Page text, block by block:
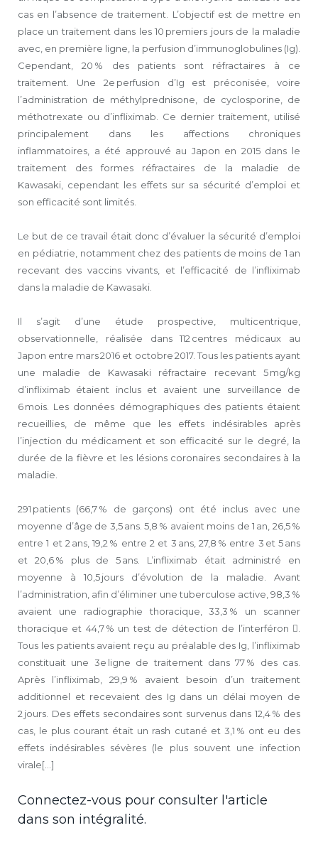
cas en l’absence de traitement. L’objectif est de mettre en
place un traitement dans les 10 premiers jours de la maladie
avec, en première ligne, la perfusion d’immunoglobulines (Ig).
Cependant, 20 % des patients sont réfractaires à ce
traitement. Une 2e perfusion d’Ig est préconisée, voire
l’administration de méthylprednisone, de cyclosporine, de
méthotrexate ou d’infliximab. Ce dernier traitement, utilisé
principalement dans les affections chroniques
inflammatoires, a été approuvé au Japon en 2015 dans le
traitement des formes réfractaires de la maladie de
Kawasaki, cependant les effets sur sa sécurité d’emploi et
son efficacité sont limités.
Le but de ce travail était donc d’évaluer la sécurité d’emploi
en pédiatrie, notamment chez des patients de moins de 1 an
recevant des vaccins vivants, et l’efficacité de l’infliximab
dans la maladie de Kawasaki.
Il s’agit d’une étude prospective, multicentrique,
observationnelle, réalisée dans 112 centres médicaux au
Japon entre mars 2016 et octobre 2017. Tous les patients ayant
une maladie de Kawasaki réfractaire recevant 5 mg/kg
d’infliximab étaient inclus et avaient une surveillance de
6 mois. Les données démographiques des patients étaient
recueillies, de même que les effets indésirables après
l’injection du médicament et son efficacité sur le degré, la
durée de la fièvre et les lésions coronaires secondaires à la
maladie.
291 patients (66,7 % de garçons) ont été inclus avec une
moyenne d’âge de 3,5 ans. 5,8 % avaient moins de 1 an, 26,5 %
entre 1 et 2 ans, 19,2 % entre 2 et 3 ans, 27,8 % entre 3 et 5 ans
et 20,6 % plus de 5 ans. L’infliximab était administré en
moyenne à 10,5 jours d’évolution de la maladie. Avant
l’administration, afin d’éliminer une tuberculose active, 98,3 %
avaient une radiographie thoracique, 33,3 % un scanner
thoracique et 44,7 % un test de détection de l’interféron .
Tous les patients avaient reçu au préalable des Ig, l’infliximab
constituait une 3e ligne de traitement dans 77 % des cas.
Après l’infliximab, 29,9 % avaient besoin d’un traitement
additionnel et recevaient des Ig dans un délai moyen de
2 jours. Des effets secondaires sont survenus dans 12,4 % des
cas, le plus courant était un rash cutané et 3,1 % ont eu des
effets indésirables sévères (le plus souvent une infection
virale[...]
Connectez-vous pour consulter l'article
dans son intégralité.